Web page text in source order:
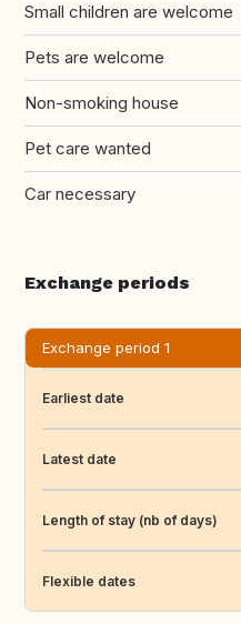
Small children are welcome
Pets are welcome
Non-smoking house
Pet care wanted
Car necessary
Exchange periods
Exchange period 1
Earliest date
Latest date
Length of stay (nb of days)
Flexible dates